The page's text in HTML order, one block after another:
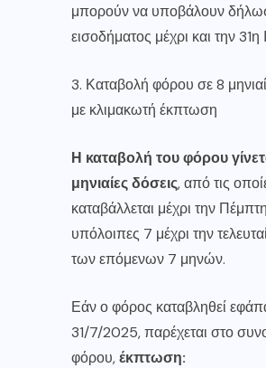
μπορούν να υποβάλουν
εισοδήματος μέχρι και την
3. Καταβολή φόρου σε 8
με κλιμακωτή έκπτωση
Η καταβολή του φόρου
μηνιαίες δόσεις, από τις
καταβάλλεται μέχρι την
υπόλοιπες 7 μέχρι την
των επόμενων 7 μηνών.
Εάν ο φόρος καταβληθεί
31/7/2025, παρέχεται στο
φόρου,έκπτωση: